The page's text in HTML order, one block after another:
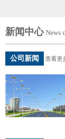
新闻中心News
公司新闻 查看更